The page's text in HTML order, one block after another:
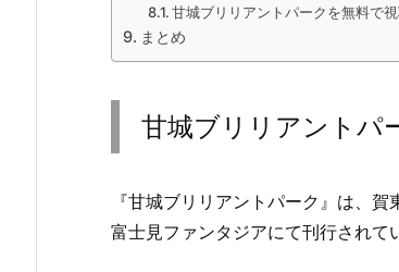
甘城ブリリアントパークを無料で
まとめ
甘城ブリリアントパ
『甘城ブリリアントパーク』は、
富士見ファンタジアにて刊行されて